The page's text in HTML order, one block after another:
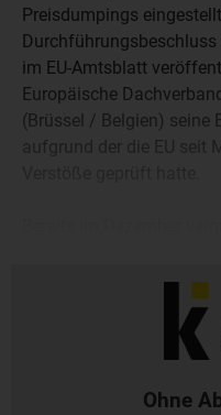
Preisdumpings
im EU-Amtsblatt
Europäische
(Brüssel / Belgien) seine
aufgrund der die EU seit
Ohne